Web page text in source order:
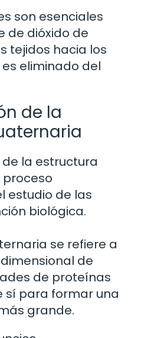
son esenciales
de dióxido de
tejidos hacia los
eliminado del
de la
la estructura
estudio de las
biológica.
se refiere a
de
de proteínas
sí para formar una
grande.